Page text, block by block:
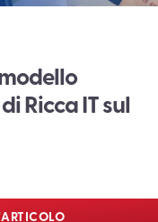
Ricca IT sul